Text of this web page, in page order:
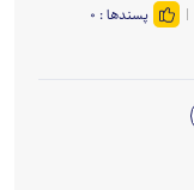
پسندها : ۰